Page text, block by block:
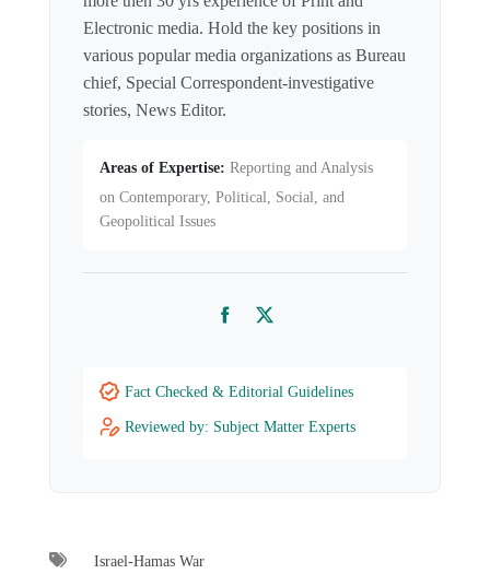
Electronic media. Hold the key positions in
various popular media organizations as Bureau
chief, Special Correspondent-investigative
stories, News Editor.
Areas of Expertise: Reporting and Analysis
on Contemporary, Political, Social, and
Geopolitical Issues
FacebookTwitter
Fact Checked & Editorial Guidelines
Reviewed by: Subject Matter Experts
Israel-Hamas War